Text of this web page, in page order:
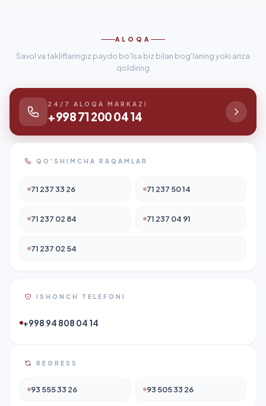
ALOQA
Savol va takliflaringiz paydo bo'lsa biz bilan bog'laning yoki ariza
qoldiring
24/7 ALOQA MARKAZI
+998 71 200 04 14
QO'SHIMCHA RAQAMLAR
71 237 33 26 71 237 50 14
71 237 02 84 71 237 04 91
71 237 02 54
ISHONCH TELEFONI
+998 94 808 04 14
REGRESS
93 555 33 26 93 505 33 26